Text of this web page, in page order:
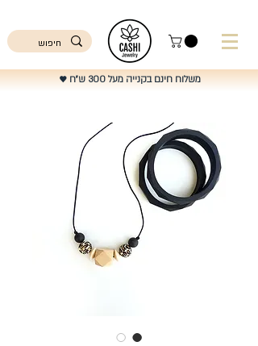
♥️ משלוח חינם בקנייה מעל 300 ש"ח